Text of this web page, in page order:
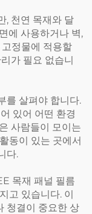
, 천연 목재와 달
에 사용하거나 벽,
정물에 적용할
가 필요 없습니
를 살펴야 합니다.
있어 어떤 환경
사람들이 모이는
동이 있는 곳에서
다.
목재 패널 필름
고 있습니다. 이
청결이 중요한 상